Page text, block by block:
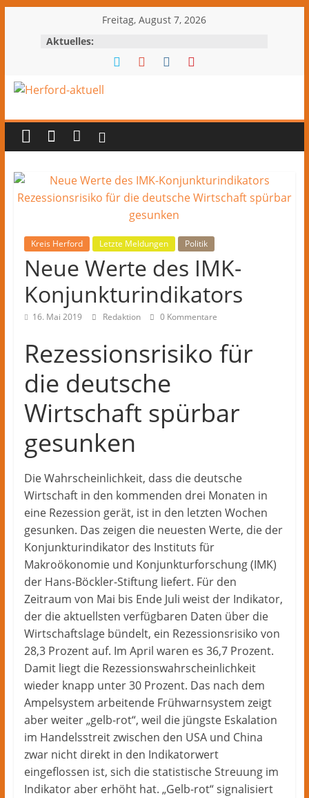
springen
Freitag, August 7, 2026
Aktuelles:
Herford-
aktuell
Nachrichten
und
Herford
und
dem
Kreis
lokale
Nachrichten
und
mehr
aus
Herford
im
Kreis
Herford
Kreis Herford Letzte Meldungen Politik
Neue Werte des IMK-
Konjunkturindikators
16. Mai 2019 Redaktion 0 Kommentare
Rezessionsrisiko für
die deutsche
Wirtschaft spürbar
gesunken
Die Wahrscheinlichkeit, dass die deutsche
Wirtschaft in den kommenden drei Monaten in
eine Rezession gerät, ist in den letzten Wochen
gesunken. Das zeigen die neuesten Werte, die der
Konjunkturindikator des Instituts für
Makroökonomie und Konjunkturforschung (IMK)
der Hans-Böckler-Stiftung liefert. Für den
Zeitraum von Mai bis Ende Juli weist der Indikator,
der die aktuellsten verfügbaren Daten über die
Wirtschaftslage bündelt, ein Rezessionsrisiko von
28,3 Prozent auf. Im April waren es 36,7 Prozent.
Damit liegt die Rezessionswahrscheinlichkeit
wieder knapp unter 30 Prozent. Das nach dem
Ampelsystem arbeitende Frühwarnsystem zeigt
aber weiter „gelb-rot“, weil die jüngste Eskalation
im Handelsstreit zwischen den USA und China
zwar nicht direkt in den Indikatorwert
eingeflossen ist, sich die statistische Streuung im
Indikator aber erhöht hat. „Gelb-rot“ signalisiert